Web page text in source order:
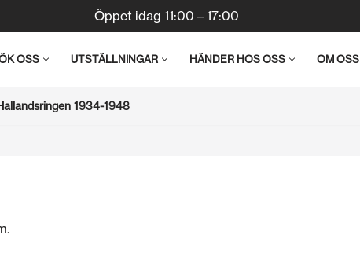
Öppet idag 11:00 – 17:00
OSS UTSTÄLLNINGAR HÄNDER HOS OSS OM OSS
1934-1948